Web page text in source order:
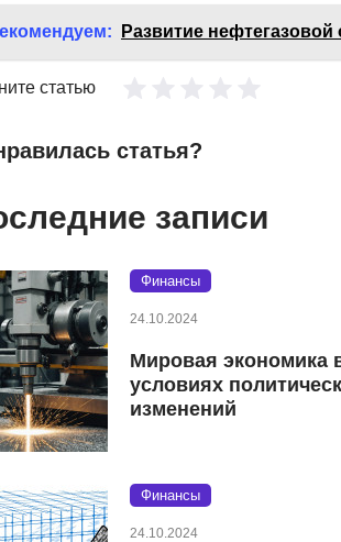
Развитие
статью
статья?
записи
Финансы
24.10.2024
Мировая экономика
условиях
изменений
Финансы
24.10.2024